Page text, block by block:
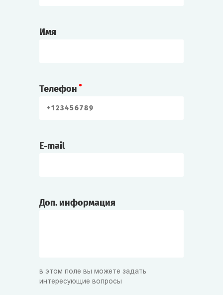
Имя
Телефон
E-mail
Доп. информация
в этом поле вы можете задать
интересующие вопросы